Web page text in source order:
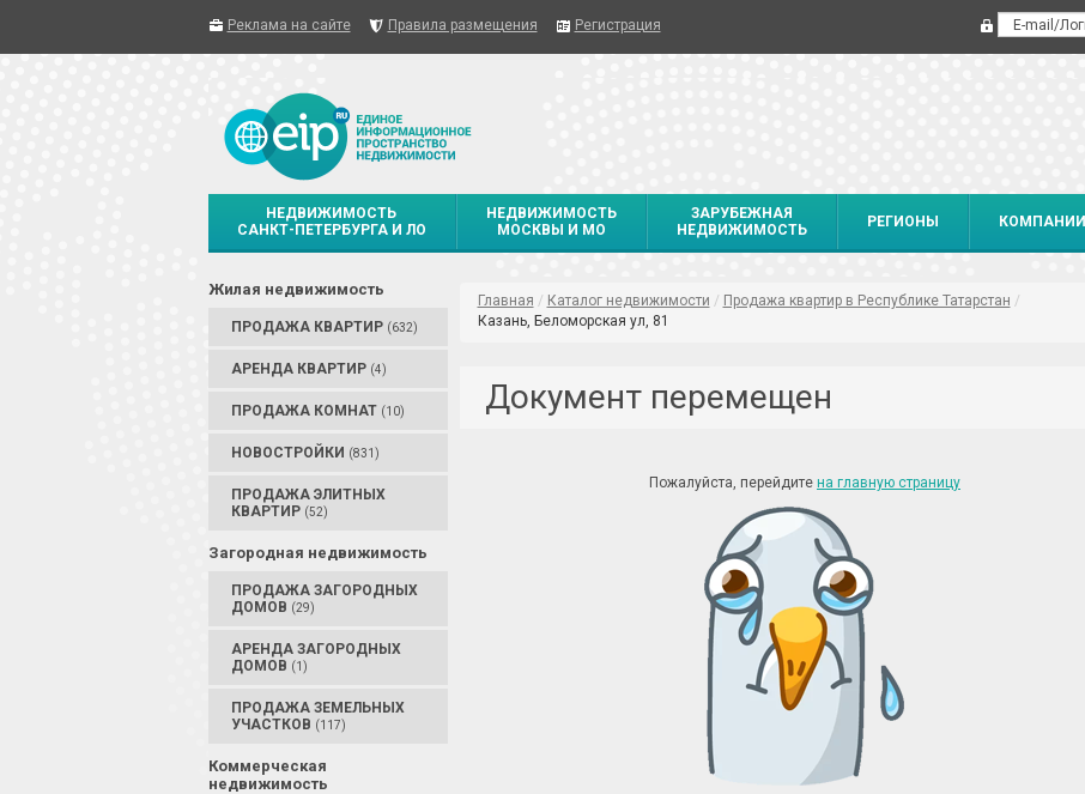
Реклама на сайте Правила размещения Регистрация
НЕДВИЖИМОСТЬ
САНКТ-ПЕТЕРБУРГА И ЛО
НЕДВИЖИМОСТЬ
МОСКВЫ И МО
ЗАРУБЕЖНАЯ
НЕДВИЖИМОСТЬ
РЕГИОНЫ КОМПАНИИ
Жилая недвижимость
ПРОДАЖА КВАРТИР (632)
АРЕНДА КВАРТИР (4)
ПРОДАЖА КОМНАТ (10)
НОВОСТРОЙКИ (831)
ПРОДАЖА ЭЛИТНЫХ
КВАРТИР (52)
Загородная недвижимость
ПРОДАЖА ЗАГОРОДНЫХ
ДОМОВ (29)
АРЕНДА ЗАГОРОДНЫХ
ДОМОВ (1)
ПРОДАЖА ЗЕМЕЛЬНЫХ
УЧАСТКОВ (117)
Коммерческая
недвижимость
Главная / Каталог недвижимости / Продажа квартир в Республике Татарстан /
Казань, Беломорская ул, 81
Документ перемещен
Пожалуйста, перейдите на главную страницу